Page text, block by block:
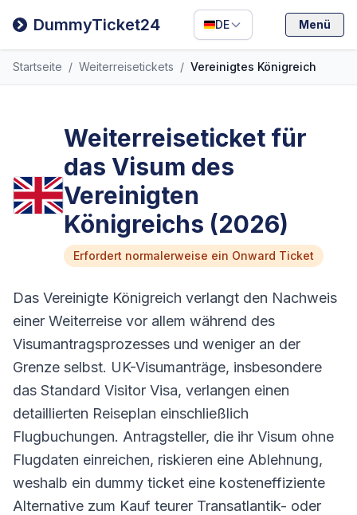
DummyTicket24 DE
Filipino
Deutsch
Español
Menü
Startseite / Weiterreisetickets / Vereinigtes Königreich
Weiterreiseticket für
das Visum des
Vereinigten
Königreichs (2026)
Erfordert normalerweise ein Onward Ticket
Das Vereinigte Königreich verlangt den Nachweis
einer Weiterreise vor allem während des
Visumantragsprozesses und weniger an der
Grenze selbst. UK-Visumanträge, insbesondere
das Standard Visitor Visa, verlangen einen
detaillierten Reiseplan einschließlich
Flugbuchungen. Antragsteller, die ihr Visum ohne
Flugdaten einreichen, riskieren eine Ablehnung,
weshalb ein dummy ticket eine kosteneffiziente
Alternative zum Kauf teurer Transatlantik- oder